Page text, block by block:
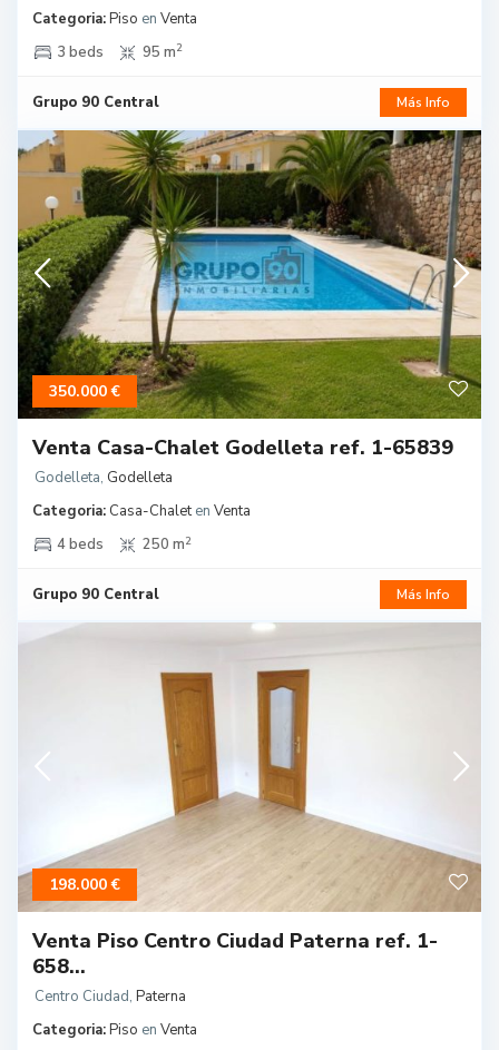
Categoria:Piso en Venta
3 beds
95 m2
Grupo 90 Central Más Info
350.000 €
Venta Casa-Chalet Godelleta ref. 1-65839
Godelleta, Godelleta
Categoria: Casa-Chaleten Venta
4 beds
250 m2
Grupo 90 Central Más Info
198.000 €
Venta Piso Centro Ciudad Paterna ref. 1-
658...
Centro Ciudad, Paterna
Categoria:Piso en Venta